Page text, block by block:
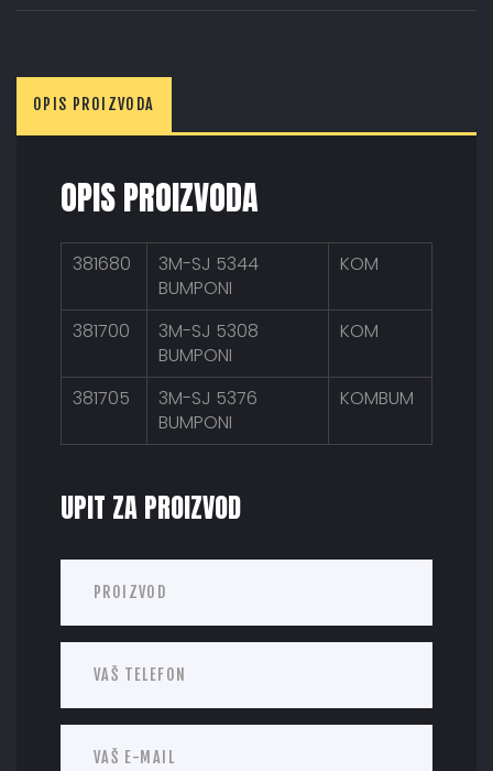
OPIS PROIZVODA
OPIS PROIZVODA
381680
3M-SJ 5344
BUMPONI
KOM
381700
3M-SJ 5308
BUMPONI
KOM
381705
3M-SJ 5376
BUMPONI
KOMBUM
UPIT ZA PROIZVOD